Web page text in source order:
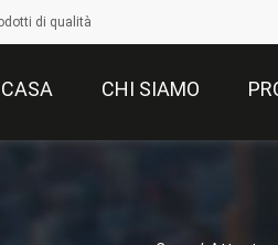
di qualità
CASA CHI SIAMO